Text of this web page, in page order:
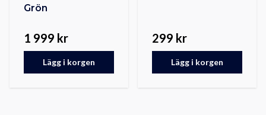
Grön
1 999 kr
Lägg i korgen
299 kr
Lägg i korgen